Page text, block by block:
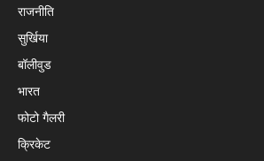
राजनीति
सुर्खिया
बॉलीवुड
भारत
फोटो गैलरी
क्रिकेट